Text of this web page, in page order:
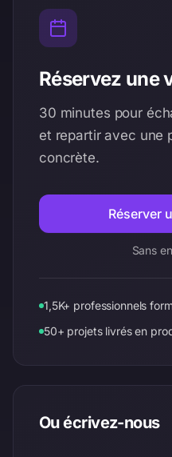
Minalea
Profideo
IFP Industrie
Lattice Medical
Honotel
Circoe
Réservez une
30 minutes pour
et repartir avec une
concrète.
Réserver
Sans
1,5K+ professionnels
50+ projets livrés en
Ou écrivez-nous